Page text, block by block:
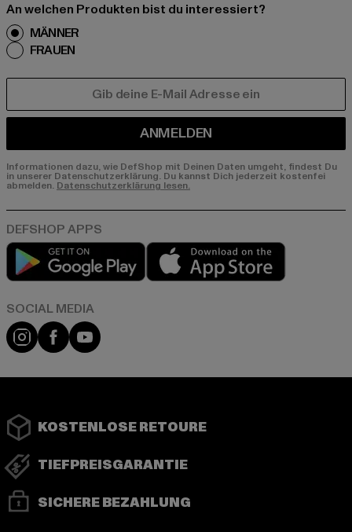
An welchen Produkten bist du interessiert?
MÄNNER
FRAUEN
ANMELDEN
Informationen dazu, wie DefShop mit Deinen Daten umgeht, findest Du
in unserer Datenschutzerklärung. Du kannst Dich jederzeit kostenfei
abmelden. Datenschutzerklärung lesen.
Play market
Instagram
FacebookYouTube
KOSTENLOSE RETOURE
TIEFPREISGARANTIE
SICHERE BEZAHLUNG